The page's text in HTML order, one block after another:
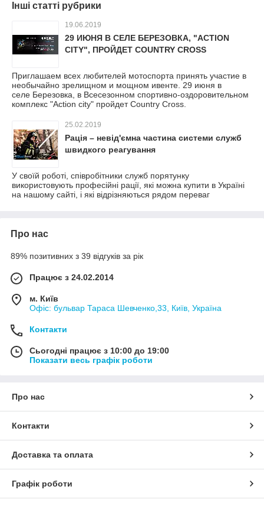
Інші статті рубрики
19.06.2019
29 ИЮНЯ В СЕЛЕ БЕРЕЗОВКА, "ACTION
CITY", ПРОЙДЕТ COUNTRY CROSS
Приглашаем всех любителей мотоспорта принять участие в
необычайно зрелищном и мощном ивенте. 29 июня в
селе Березовка, в Всесезонном спортивно-оздоровительном
комплекс "Action city" пройдет Country Cross.
25.02.2019
Рація – невід'ємна частина системи служб
швидкого реагування
У своїй роботі, співробітники служб порятунку
використовують професійні рації, які можна купити в Україні
на нашому сайті, і які відрізняються рядом переваг
Про нас
89% позитивних з 39 відгуків за рік
Працює з 24.02.2014
м. Київ
Офіс: бульвар Тараса Шевченко,33, Київ, Україна
Контакти
Сьогодні працює з 10:00 до 19:00
Показати весь графік роботи
Про нас
Контакти
Доставка та оплата
Графік роботи